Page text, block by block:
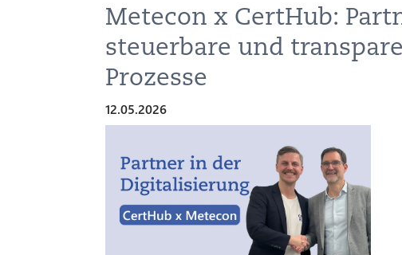
Metecon x CertHub:
steuerbare und
Prozesse
12.05.2026